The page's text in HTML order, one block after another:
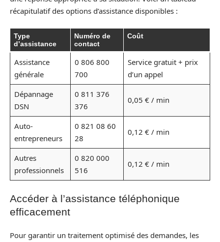
récapitulatif des options d’assistance disponibles :
Type
d’assistance
Numéro de
contact
Coût
Assistance
générale
0 806 800
700
Service gratuit + prix
d’un appel
Dépannage
DSN
0 811 376
376
0,05 € / min
Auto-
entrepreneurs
0 821 08 60
28
0,12 € / min
Autres
professionnels
0 820 000
516
0,12 € / min
Accéder à l’assistance téléphonique
efficacement
Pour garantir un traitement optimisé des demandes, les